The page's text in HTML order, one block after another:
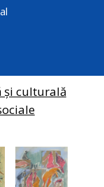
și culturală